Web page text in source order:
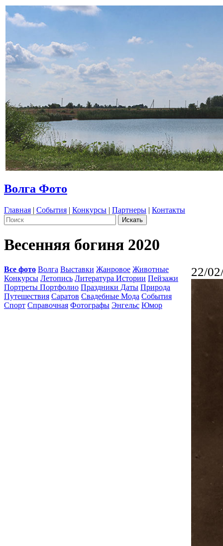
Волга Фото
Главная | События | Конкурсы | Партнеры | Контакты
Весенняя богиня 2020
Все фото Волга Выставки Жанровое Животные
Конкурсы Летопись Литература Истории Пейзажи
Портреты Портфолио Праздники Даты Природа
Путешествия Саратов Свадебные Мода События
Спорт Справочная Фотографы Энгельс Юмор
22/